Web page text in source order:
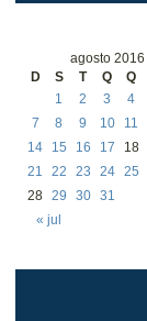
agosto 2016
D
S T Q Q
« jul
1 2 3 4
7
8 9 10 11
14
15 16 17 18
21
22 23 24 25
28 29 30 31